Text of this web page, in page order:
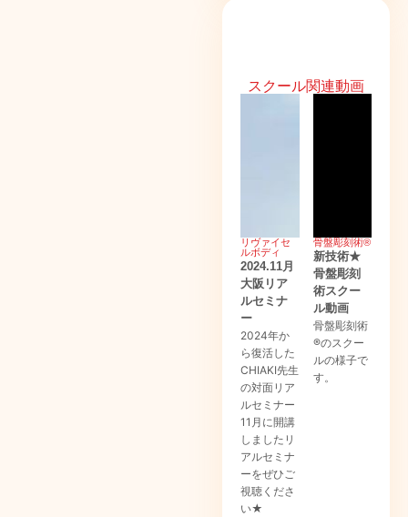
スクール関連動画
リヴァイセ
ルボディ
2024.11月
大阪リア
ルセミナ
ー
2024年か
ら復活した
CHIAKI先生
の対面リア
ルセミナー
11月に開講
しましたリ
アルセミナ
ーをぜひご
視聴くださ
い★
骨盤彫刻術®
新技術★
骨盤彫刻
術スクー
ル動画
骨盤彫刻術
®のスクー
ルの様子で
す。